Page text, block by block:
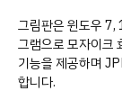
그림판은 윈도우 7,
그램으로 모자이크
기능을 제공하며
합니다.